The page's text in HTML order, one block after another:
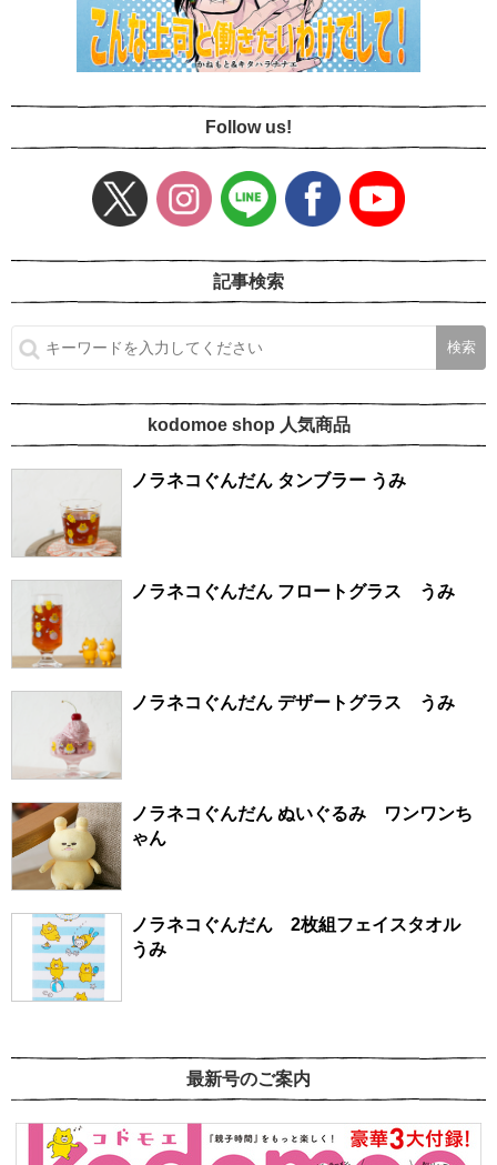
Follow us!
記事検索
kodomoe shop 人気商品
ノラネコぐんだん タンブラー うみ
ノラネコぐんだん フロートグラス うみ
ノラネコぐんだん デザートグラス うみ
ノラネコぐんだん ぬいぐるみ ワンワンち
ゃん
ノラネコぐんだん 2枚組フェイスタオル
うみ
最新号のご案内